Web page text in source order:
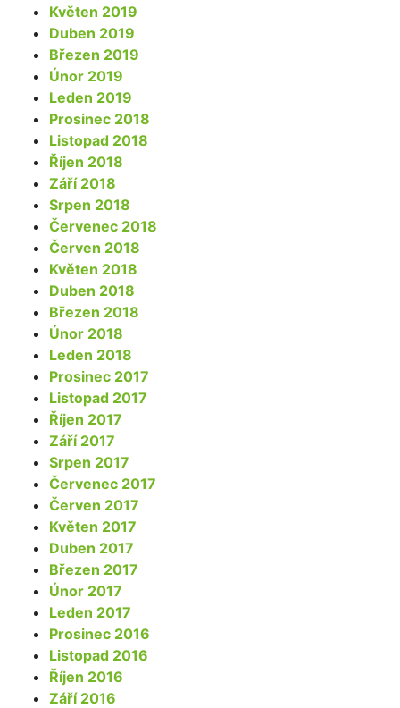
Květen 2019
Duben 2019
Březen 2019
Únor 2019
Leden 2019
Prosinec 2018
Listopad 2018
Říjen 2018
Září 2018
Srpen 2018
Červenec 2018
Červen 2018
Květen 2018
Duben 2018
Březen 2018
Únor 2018
Leden 2018
Prosinec 2017
Listopad 2017
Říjen 2017
Září 2017
Srpen 2017
Červenec 2017
Červen 2017
Květen 2017
Duben 2017
Březen 2017
Únor 2017
Leden 2017
Prosinec 2016
Listopad 2016
Říjen 2016
Září 2016